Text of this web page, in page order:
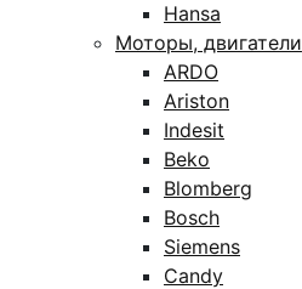
Hansa
Моторы, двигатели
ARDO
Ariston
Indesit
Beko
Blomberg
Bosch
Siemens
Candy